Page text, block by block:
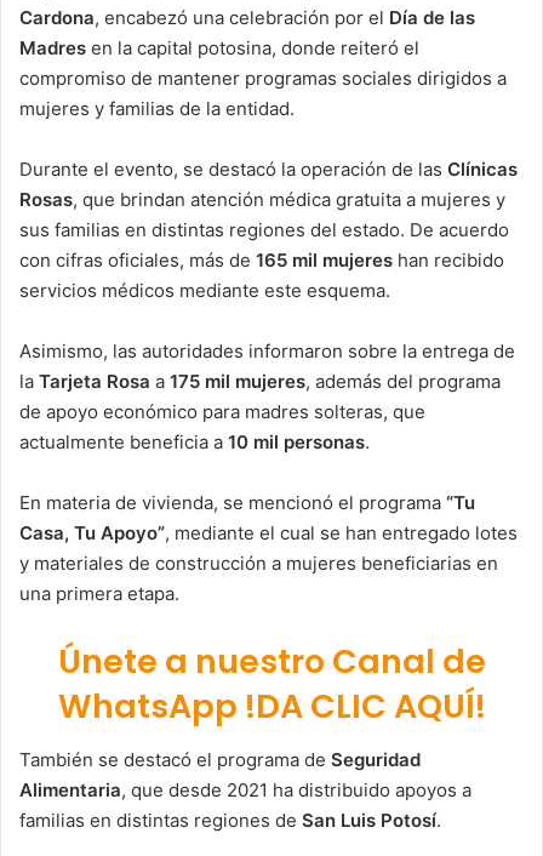
Cardona, encabezó una celebración por el Día de las
Madres en la capital potosina, donde reiteró el
compromiso de mantener programas sociales dirigidos a
mujeres y familias de la entidad.
Durante el evento, se destacó la operación de las Clínicas
Rosas, que brindan atención médica gratuita a mujeres y
sus familias en distintas regiones del estado. De acuerdo
con cifras oficiales, más de 165 mil mujeres han recibido
servicios médicos mediante este esquema.
Asimismo, las autoridades informaron sobre la entrega de
la Tarjeta Rosa a 175 mil mujeres, además del programa
de apoyo económico para madres solteras, que
actualmente beneficia a 10 mil personas.
En materia de vivienda, se mencionó el programa “Tu
Casa, Tu Apoyo”, mediante el cual se han entregado lotes
y materiales de construcción a mujeres beneficiarias en
una primera etapa.
Únete a nuestro Canal de
WhatsApp !DA CLIC AQUÍ!
También se destacó el programa de Seguridad
Alimentaria, que desde 2021 ha distribuido apoyos a
familias en distintas regiones de San Luis Potosí.